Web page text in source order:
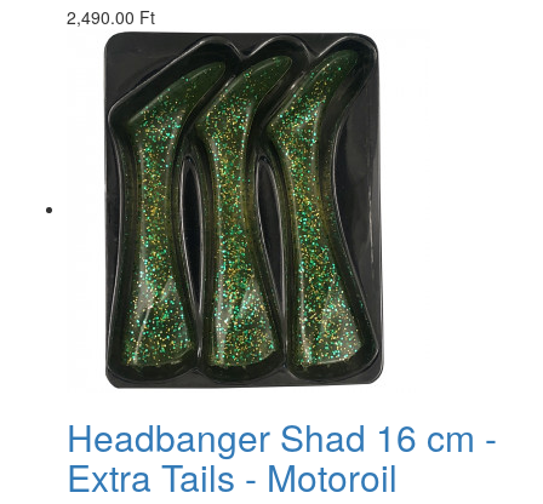
2,490.00 Ft
Headbanger Shad 16 cm -
Extra Tails - Motoroil